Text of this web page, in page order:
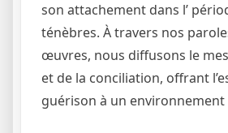
son attachement dans l’
ténèbres. À travers nos
œuvres, nous diffusons le
et de la conciliation, offrant
guérison à un environnement